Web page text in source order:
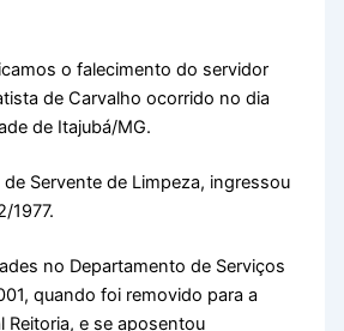
o falecimento do servidor
de Carvalho ocorrido no dia
de Itajubá/MG.
Servente de Limpeza, ingressou
1977.
no Departamento de Serviços
quando foi removido para a
Reitoria, e se aposentou